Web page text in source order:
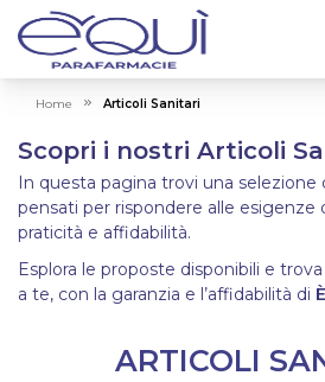
Home Articoli Sanitari
Scopri i nostri Articoli
In questa pagina trovi una selezione
pensati per rispondere alle esigenze
praticità e affidabilità.
Esplora le proposte disponibili e
a te, con la garanzia e l’affidabilità di
ARTICOLI